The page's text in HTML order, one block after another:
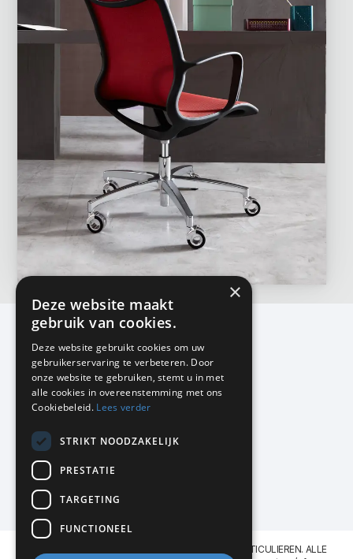
KMP Kantoormeubilair
Airport Business Park
Frankfurtstraat 29-31
1175 RH Lijnden
020-617 01 26
info@kmpkantoormeubilair.nl
Facebook
Instagram
KMP Kantoormeubilair levert aan BEDRIJVEN en PARTICULIEREN. ALLE
×
Deze website maakt
gebruik van cookies.
Deze website gebruikt cookies om uw
gebruikerservaring te verbeteren. Door
onze website te gebruiken, stemt u in met
alle cookies in overeenstemming met ons
Cookiebeleid. Lees verder
STRIKT NOODZAKELIJK
PRESTATIE
TARGETING
FUNCTIONEEL